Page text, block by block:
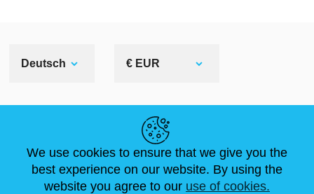
Deutsch € EUR
NEUIGKEITEN
ARTIKEL
ABOUT US
FAQ
STANDARDGRÖSSEN
SCHREIB UNS
We use cookies to ensure that we give you the
best experience on our website. By using the
website you agree to our use of cookies.